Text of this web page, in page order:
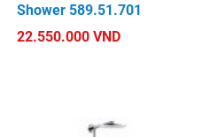
Shower 589.51.701
22.550.000 VND